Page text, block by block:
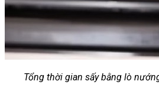
Tổng thời gian sấy bằng lò